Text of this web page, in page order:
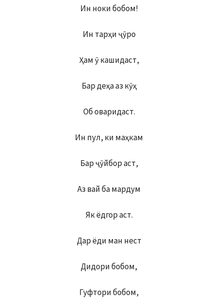
Ин ноки бобом!
Ин тарҳи ҷӯро
Ҳам ӯ кашидаст,
Бар деҳа аз кӯҳ
Об оваридаст.
Ин пул, ки маҳкам
Бар ҷӯйбор аст,
Аз вай ба мардум
Як ёдгор аст.
Дар ёди ман нест
Дидори бобом,
Гуфтори бобом,